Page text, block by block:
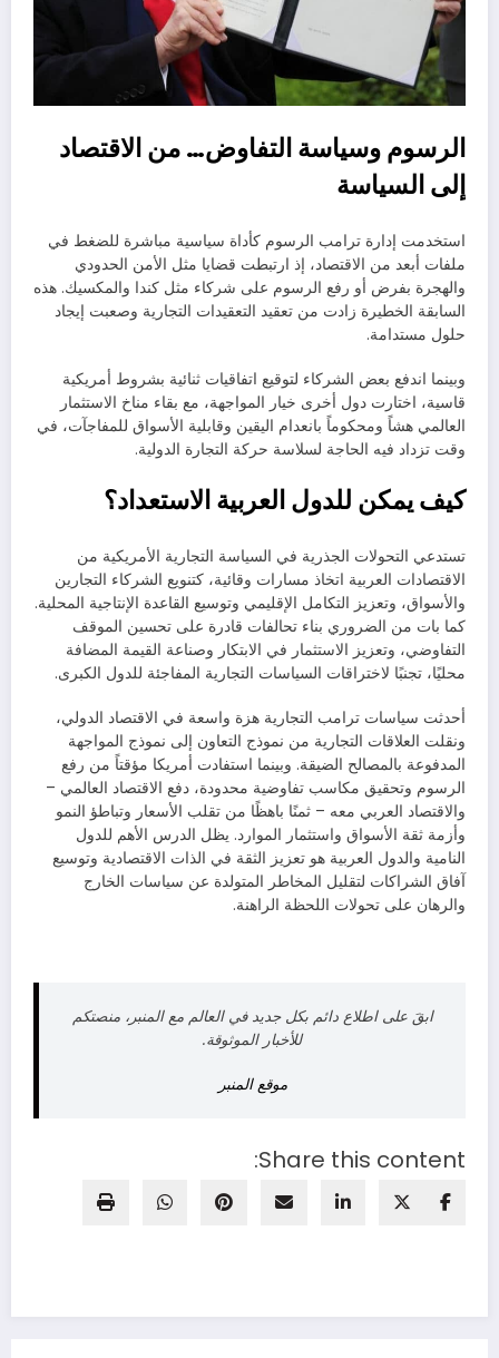
الرسوم وسياسة التفاوض… من الاقتصاد
إلى السياسة
استخدمت إدارة ترامب الرسوم كأداة سياسية مباشرة للضغط في
ملفات أبعد من الاقتصاد، إذ ارتبطت قضايا مثل الأمن الحدودي
والهجرة بفرض أو رفع الرسوم على شركاء مثل كندا والمكسيك. هذه
السابقة الخطيرة زادت من تعقيد التعقيدات التجارية وصعبت إيجاد
حلول مستدامة.
وبينما اندفع بعض الشركاء لتوقيع اتفاقيات ثنائية بشروط أمريكية
قاسية، اختارت دول أخرى خيار المواجهة، مع بقاء مناخ الاستثمار
العالمي هشاً ومحكوماً بانعدام اليقين وقابلية الأسواق للمفاجآت، في
وقت تزداد فيه الحاجة لسلاسة حركة التجارة الدولية.
كيف يمكن للدول العربية الاستعداد؟
تستدعي التحولات الجذرية في السياسة التجارية الأمريكية من
الاقتصادات العربية اتخاذ مسارات وقائية، كتنويع الشركاء التجارين
والأسواق، وتعزيز التكامل الإقليمي وتوسيع القاعدة الإنتاجية المحلية.
كما بات من الضروري بناء تحالفات قادرة على تحسين الموقف
التفاوضي، وتعزيز الاستثمار في الابتكار وصناعة القيمة المضافة
محليًا، تجنبًا لاختراقات السياسات التجارية المفاجئة للدول الكبرى.
أحدثت سياسات ترامب التجارية هزة واسعة في الاقتصاد الدولي،
ونقلت العلاقات التجارية من نموذج التعاون إلى نموذج المواجهة
المدفوعة بالمصالح الضيقة. وبينما استفادت أمريكا مؤقتاً من رفع
الرسوم وتحقيق مكاسب تفاوضية محدودة، دفع الاقتصاد العالمي –
والاقتصاد العربي معه – ثمنًا باهظًا من تقلب الأسعار وتباطؤ النمو
وأزمة ثقة الأسواق واستثمار الموارد. يظل الدرس الأهم للدول
النامية والدول العربية هو تعزيز الثقة في الذات الاقتصادية وتوسيع
آفاق الشراكات لتقليل المخاطر المتولدة عن سياسات الخارج
والرهان على تحولات اللحظة الراهنة.
ابقَ على اطلاع دائم بكل جديد في العالم مع المنبر، منصتكم
للأخبار الموثوقة.
موقع المنبر
Share this content: